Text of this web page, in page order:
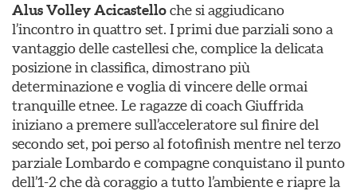
Alus Volley Acicastelloche si aggiudicano
l’incontro in quattro set. I primi due parziali sono a
vantaggio delle castellesi che, complice la delicata
posizione in classifica, dimostrano più
determinazione e voglia di vincere delle ormai
tranquille etnee. Le ragazze di coach Giuffrida
iniziano a premere sull’acceleratore sul finire del
secondo set, poi perso al fotofinish mentre nel terzo
parziale Lombardo e compagne conquistano il punto
dell’1-2 che dà coraggio a tutto l’ambiente e riapre la